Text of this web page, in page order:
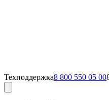
Техподдержка8 800 550 05 00